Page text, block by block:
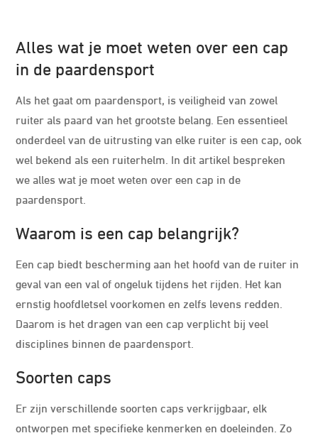
Alles wat je moet weten over een cap
in de paardensport
Als het gaat om paardensport, is veiligheid van zowel
ruiter als paard van het grootste belang. Een essentieel
onderdeel van de uitrusting van elke ruiter is een cap, ook
wel bekend als een ruiterhelm. In dit artikel bespreken
we alles wat je moet weten over een cap in de
paardensport.
Waarom is een cap belangrijk?
Een cap biedt bescherming aan het hoofd van de ruiter in
geval van een val of ongeluk tijdens het rijden. Het kan
ernstig hoofdletsel voorkomen en zelfs levens redden.
Daarom is het dragen van een cap verplicht bij veel
disciplines binnen de paardensport.
Soorten caps
Er zijn verschillende soorten caps verkrijgbaar, elk
ontworpen met specifieke kenmerken en doeleinden. Zo